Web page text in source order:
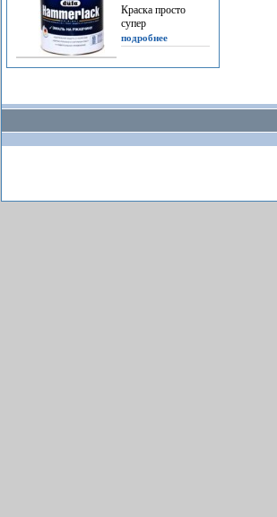
Краска просто
супер
подробнее